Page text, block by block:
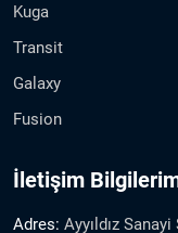
Kuga
Transit
Galaxy
Fusion
İletişim
Adres: Ayyıldız